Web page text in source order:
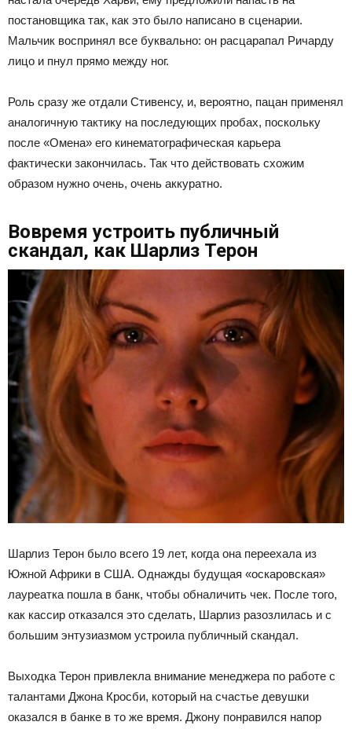
постановщика так, как это было написано в сценарии.
Мальчик воспринял все буквально: он расцарапал Ричарду
лицо и пнул прямо между ног.
Роль сразу же отдали Стивенсу, и, вероятно, пацан применял
аналогичную тактику на последующих пробах, поскольку
после «Омена» его кинематографическая карьера
фактически закончилась. Так что действовать схожим
образом нужно очень, очень аккуратно.
Вовремя устроить публичный
скандал, как Шарлиз Терон
Шарлиз Терон было всего 19 лет, когда она переехала из
Южной Африки в США. Однажды будущая «оскаровская»
лауреатка пошла в банк, чтобы обналичить чек. После того,
как кассир отказался это сделать, Шарлиз разозлилась и с
большим энтузиазмом устроила публичный скандал.
Выходка Терон привлекла внимание менеджера по работе с
талантами Джона Кросби, который на счастье девушки
оказался в банке в то же время. Джону понравился напор